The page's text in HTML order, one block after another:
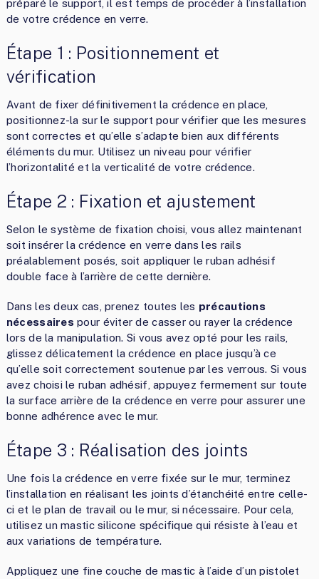
préparé le support, il est temps de procéder à l’installation
de votre crédence en verre.
Étape 1 : Positionnement et
vérification
Avant de fixer définitivement la crédence en place,
positionnez-la sur le support pour vérifier que les mesures
sont correctes et qu’elle s’adapte bien aux différents
éléments du mur. Utilisez un niveau pour vérifier
l’horizontalité et la verticalité de votre crédence.
Étape 2 : Fixation et ajustement
Selon le système de fixation choisi, vous allez maintenant
soit insérer la crédence en verre dans les rails
préalablement posés, soit appliquer le ruban adhésif
double face à l’arrière de cette dernière.
Dans les deux cas, prenez toutes les précautions
nécessaires pour éviter de casser ou rayer la crédence
lors de la manipulation. Si vous avez opté pour les rails,
glissez délicatement la crédence en place jusqu’à ce
qu’elle soit correctement soutenue par les verrous. Si vous
avez choisi le ruban adhésif, appuyez fermement sur toute
la surface arrière de la crédence en verre pour assurer une
bonne adhérence avec le mur.
Étape 3 : Réalisation des joints
Une fois la crédence en verre fixée sur le mur, terminez
l’installation en réalisant les joints d’étanchéité entre celle-
ci et le plan de travail ou le mur, si nécessaire. Pour cela,
utilisez un mastic silicone spécifique qui résiste à l’eau et
aux variations de température.
Appliquez une fine couche de mastic à l’aide d’un pistolet